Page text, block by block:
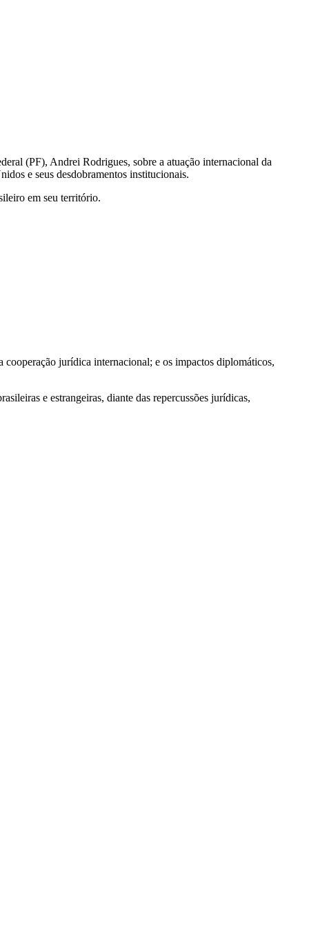
(PF), Andrei Rodrigues, sobre a atuação internacional da
e seus desdobramentos institucionais.
em seu território.
cooperação jurídica internacional; e os impactos diplomáticos,
e estrangeiras, diante das repercussões jurídicas,